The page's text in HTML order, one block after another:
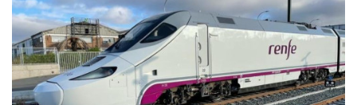
REPÜLÉS
KÖZLEKEDÉSFEJLESZTÉS